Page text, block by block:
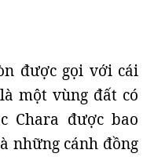
được gọi với cái
là một vùng đất có
Chara được bao
những cánh đồng